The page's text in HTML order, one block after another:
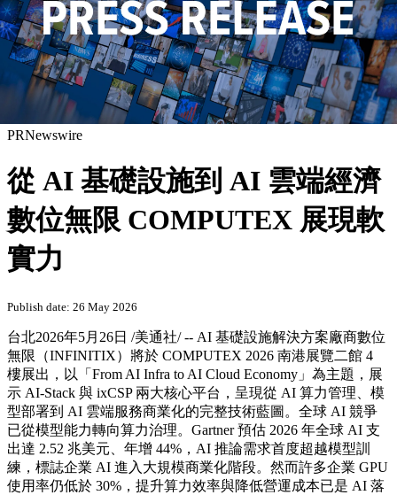
PRNewswire
從 AI 基礎設施到 AI 雲端經濟
數位無限 COMPUTEX 展現軟
實力
Publish date: 26 May 2026
台北2026年5月26日 /美通社/ -- AI 基礎設施解決方案廠商數位
無限（INFINITIX）將於 COMPUTEX 2026 南港展覽二館 4
樓展出，以「From AI Infra to AI Cloud Economy」為主題，展
示 AI-Stack 與 ixCSP 兩大核心平台，呈現從 AI 算力管理、模
型部署到 AI 雲端服務商業化的完整技術藍圖。全球 AI 競爭
已從模型能力轉向算力治理。Gartner 預估 2026 年全球 AI 支
出達 2.52 兆美元、年增 44%，AI 推論需求首度超越模型訓
練，標誌企業 AI 進入大規模商業化階段。然而許多企業 GPU
使用率仍低於 30%，提升算力效率與降低營運成本已是 AI 落